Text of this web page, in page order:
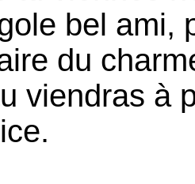
bel ami,
du
viendras à